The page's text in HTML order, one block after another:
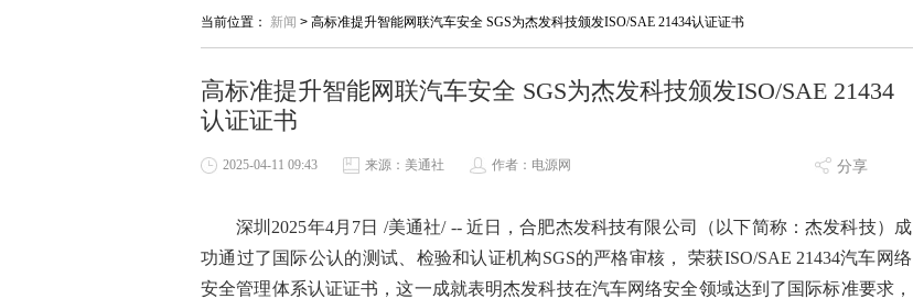
当前位置： 新闻 > 高标准提升智能网联汽车安全 SGS为杰发科技颁发ISO/SAE 21434认证证书
高标准提升智能网联汽车安全 SGS为杰发科技颁发ISO/SAE 21434
认证证书
2025-04-11 09:43 来源：美通社 作者：电源网 分享
深圳 2025年4月7日 /美通社/ -- 近日，合肥杰发科技有限公司（以下简称：杰发科技）成
功通过了国际公认的测试、检验和认证机构SGS的严格审核， 荣获ISO/SAE 21434汽车网络
安全管理体系认证证书，这一成就表明杰发科技在汽车网络安全领域达到了国际标准要求，